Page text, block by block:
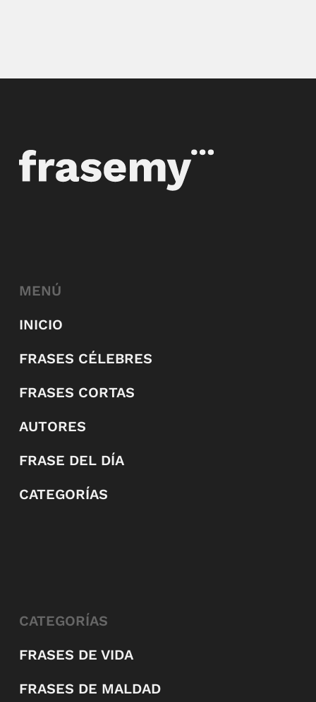
MENÚ
INICIO
FRASES CÉLEBRES
FRASES CORTAS
AUTORES
FRASE DEL DÍA
CATEGORÍAS
CATEGORÍAS
FRASES DE VIDA
FRASES DE MALDAD